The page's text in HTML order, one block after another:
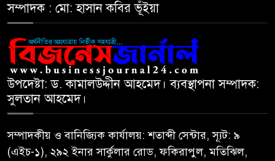
সম্পাদক : মো: হাসান কবির ভূঁইয়া
উপদেষ্টা: ড. কামালউদ্দীন আহমেদ। ব্যবস্থাপনা সম্পাদক:
সুলতান আহমেদ।
সম্পাদকীয় ও বানিজ্যিক কার্যালয়: শতাব্দী সেন্টার, স্যূট: ৯
(এইচ-১), ২৯২ ইনার সার্কুলার রোড, ফকিরাপুল, মতিঝিল,